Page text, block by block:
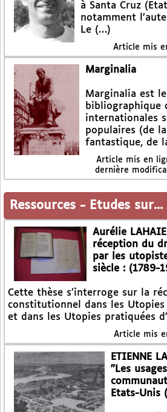
à Santa Cruz
notamment
Le (…)
Article mis
Marginalia
Marginalia est
bibliographique
internationales
populaires (de
fantastique, de
Article mis en
dernière
Ressources - Etudes sur...
Aurélie
réception du
par les
siècle : (1789-
Cette thèse s’interroge sur la
constitutionnel dans les Utopies
et dans les Utopies pratiquées
Article mis
ETIENNE
"Les
Etats-Unis